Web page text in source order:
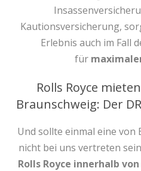
Kautionsversicherung,
Erlebnis auch im Fall
für
Rolls Royce
Braunschweig: Der
Und sollte einmal eine von
nicht bei uns vertreten
Rolls Royce innerhalb